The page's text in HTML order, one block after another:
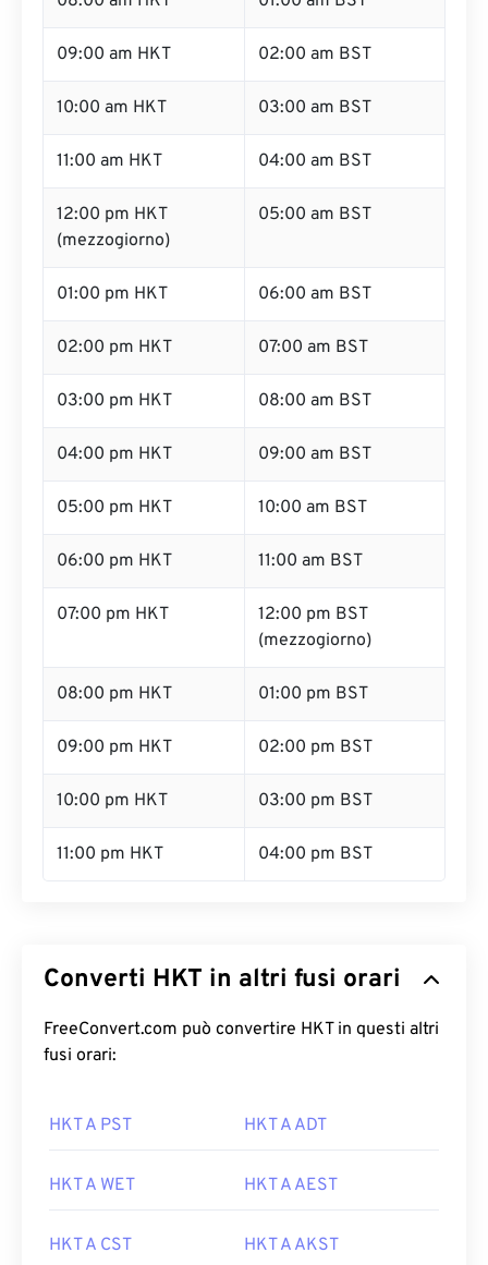
09:00 am HKT 02:00 am BST
10:00 am HKT 03:00 am BST
11:00 am HKT 04:00 am BST
12:00 pm HKT
(mezzogiorno)
05:00 am BST
01:00 pm HKT 06:00 am BST
02:00 pm HKT 07:00 am BST
03:00 pm HKT 08:00 am BST
04:00 pm HKT 09:00 am BST
05:00 pm HKT 10:00 am BST
06:00 pm HKT 11:00 am BST
07:00 pm HKT
12:00 pm BST
(mezzogiorno)
08:00 pm HKT 01:00 pm BST
09:00 pm HKT 02:00 pm BST
10:00 pm HKT 03:00 pm BST
11:00 pm HKT 04:00 pm BST
Converti HKT in altri fusi orari
FreeConvert.com può convertire HKT in questi altri
fusi orari:
HKT A PST HKT A ADT
HKT A WET HKT A AEST
HKT A CST HKT A AKST